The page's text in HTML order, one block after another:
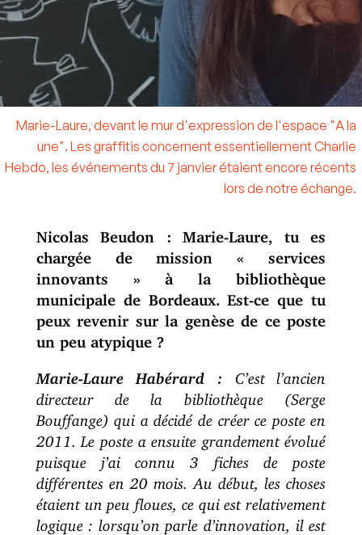
Marie-Laure, devant le mur d'expression de l'espace "A la
une". Les graffitis concernent essentiellement Charlie
Hebdo, les événements du 7 janvier étaient encore récents
lors de notre échange.
Nicolas Beudon : Marie-Laure, tu es
chargée de mission « services
innovants » à la bibliothèque
municipale de Bordeaux. Est-ce que tu
peux revenir sur la genèse de ce poste
un peu atypique ?
Marie-Laure Habérard :
C’est l’ancien
directeur de la bibliothèque (Serge
Bouffange) qui a décidé de créer ce poste en
2011. Le poste a ensuite grandement évolué
puisque j’ai connu 3 fiches de poste
différentes en 20 mois. Au début, les choses
étaient un peu floues, ce qui est relativement
logique : lorsqu’on parle d’innovation, il est